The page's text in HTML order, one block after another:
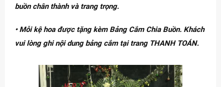
buồn chân thành và trang trọng.
• Mỗi kệ hoa được tặng kèm Bảng Cắm Chia Buồn. Khách
vui lòng ghi nội dung bảng cắm tại trang THANH TOÁN.